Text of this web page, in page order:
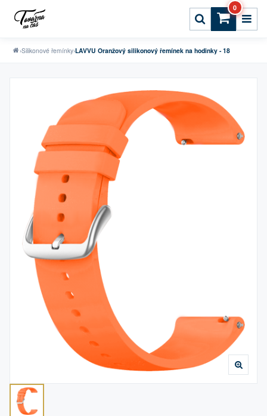
0
›Silikonové řemínky›LAVVU Oranžový silikonový řemínek na hodinky - 18